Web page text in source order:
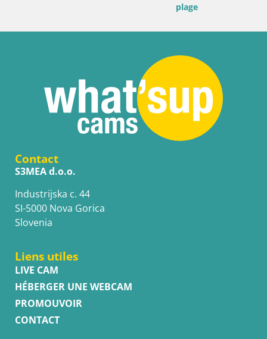
Contact
S3MEA d.o.o.
Industrijska c. 44
SI-5000 Nova Gorica
Slovenia
Liens utiles
LIVE CAM
HÉBERGER UNE WEBCAM
PROMOUVOIR
CONTACT